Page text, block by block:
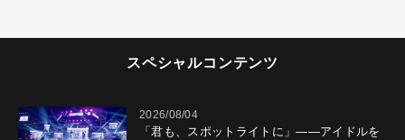
スペシャルコンテンツ
2026/08/04
「君も、スポットライトに」――アイドルを